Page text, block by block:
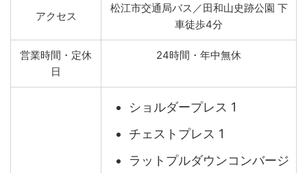
アクセス
松江市交通局バス／田和山史跡公園 下
車徒歩4分
営業時間・定休
日
24時間・年中無休
ショルダープレス 1
チェストプレス 1
ラットプルダウンコンバージ